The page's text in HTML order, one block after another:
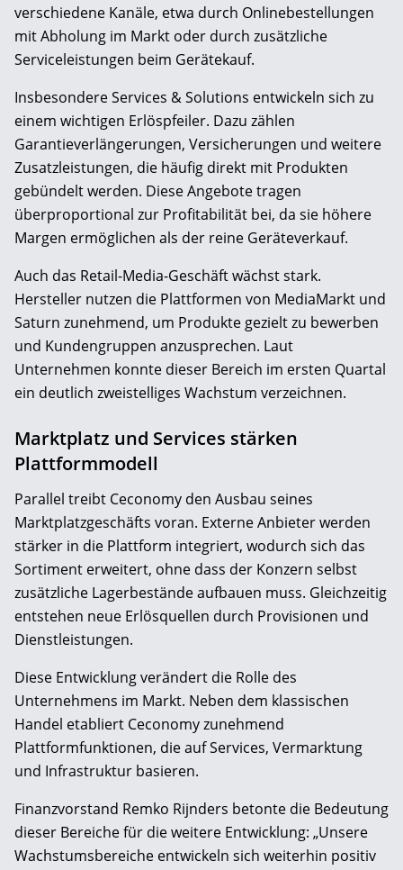
verschiedene Kanäle, etwa durch Onlinebestellungen
mit Abholung im Markt oder durch zusätzliche
Serviceleistungen beim Gerätekauf.
Insbesondere Services & Solutions entwickeln sich zu
einem wichtigen Erlöspfeiler. Dazu zählen
Garantieverlängerungen, Versicherungen und weitere
Zusatzleistungen, die häufig direkt mit Produkten
gebündelt werden. Diese Angebote tragen
überproportional zur Profitabilität bei, da sie höhere
Margen ermöglichen als der reine Geräteverkauf.
Auch das Retail-Media-Geschäft wächst stark.
Hersteller nutzen die Plattformen von MediaMarkt und
Saturn zunehmend, um Produkte gezielt zu bewerben
und Kundengruppen anzusprechen. Laut
Unternehmen konnte dieser Bereich im ersten Quartal
ein deutlich zweistelliges Wachstum verzeichnen.
Marktplatz und Services stärken
Plattformmodell
Parallel treibt Ceconomy den Ausbau seines
Marktplatzgeschäfts voran. Externe Anbieter werden
stärker in die Plattform integriert, wodurch sich das
Sortiment erweitert, ohne dass der Konzern selbst
zusätzliche Lagerbestände aufbauen muss. Gleichzeitig
entstehen neue Erlösquellen durch Provisionen und
Dienstleistungen.
Diese Entwicklung verändert die Rolle des
Unternehmens im Markt. Neben dem klassischen
Handel etabliert Ceconomy zunehmend
Plattformfunktionen, die auf Services, Vermarktung
und Infrastruktur basieren.
Finanzvorstand Remko Rijnders betonte die Bedeutung
dieser Bereiche für die weitere Entwicklung: „Unsere
Wachstumsbereiche entwickeln sich weiterhin positiv